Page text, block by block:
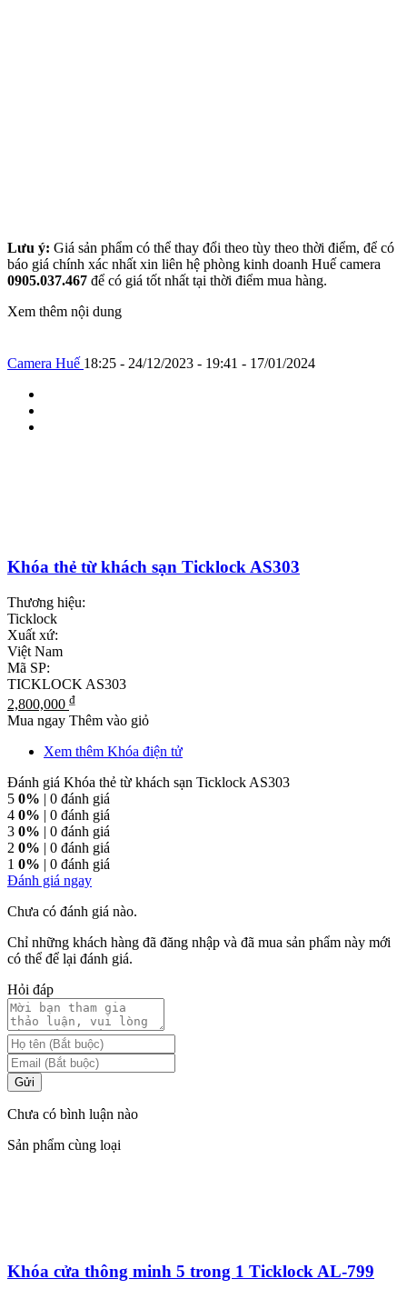
Lưu ý: Giá sản phẩm có thể thay đổi theo tùy theo thời điểm, để có
báo giá chính xác nhất xin liên hệ phòng kinh doanh Huế camera
0905.037.467 để có giá tốt nhất tại thời điểm mua hàng.
Xem thêm nội dung
Camera Huế 18:25 - 24/12/2023 - 19:41 - 17/01/2024
Khóa thẻ từ khách sạn Ticklock AS303
Thương hiệu:
Ticklock
Xuất xứ:
Việt Nam
Mã SP:
TICKLOCK AS303
2,800,000 ₫
Mua ngay Thêm vào giỏ
Xem thêm Khóa điện tử
Đánh giá Khóa thẻ từ khách sạn Ticklock AS303
5 0% | 0 đánh giá
4 0% | 0 đánh giá
3 0% | 0 đánh giá
2 0% | 0 đánh giá
1 0% | 0 đánh giá
Đánh giá ngay
Chưa có đánh giá nào.
Chỉ những khách hàng đã đăng nhập và đã mua sản phẩm này mới
có thể để lại đánh giá.
Hỏi đáp
Gửi
Chưa có bình luận nào
Sản phẩm cùng loại
Khóa cửa thông minh 5 trong 1 Ticklock AL-799